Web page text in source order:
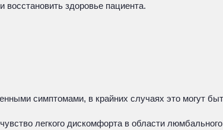
восстановить здоровье пациента.
симптомами, в крайних случаях это могут
легкого дискомфорта в области